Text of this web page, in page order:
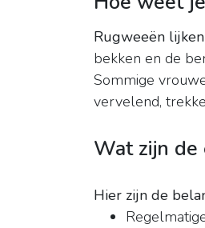
Rugweeën
bekken en de
Sommige
vervelend,
Wat zijn
Hier zijn de